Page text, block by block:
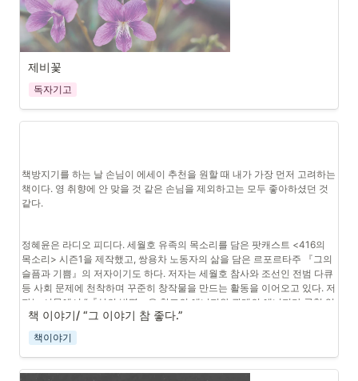
기쁜 소식 머리에 이고
뛰어오다가
몰려오는 졸음 쫓으며
뒤돌아보니
하품하며 몰래 뒤따라
오는 그 봄
그냥
제비꽃
독자기고
책방지기를 하는 날 손님이 에세이 추천을 원할 때 내가 가장 먼저 고려하는
책이다. 영 취향에 안 맞을 것 같은 손님을 제외하고는 모두 좋아하셨던 것
같다.
정혜윤은 라디오 피디다. 세월호 유족의 목소리를 담은 팟캐스트 <416의
목소리> 시즌1을 제작했고, 쌍용차 노동자의 삶을 담은 르포르타주 『그의
슬픔과 기쁨』의 저자이기도 하다. 저자는 세월호 참사와 조선인 전범 다큐
등 사회 문제에 천착하며 꾸준히 창작물을 만드는 활동을 이어오고 있다. 저
자는 서문에서 “『삶의 발명』은 창조의 에너지와 관계의 에너지가 균형 있
게 만나 기쁘게 이 세계의 일부분이 되는 존재 방식을 찾고자 하는 이야기였
다.”고 밝힌다. 삶은 그저 살아내는 것이라고 생각했던 나에게 삶을 ‘발명’한
다는 발상은 의아하게 다가왔다. 하지만 이 문장을 읽으며 내가 나름대로,
아니 아주 열심히 삶을 발명해왔다는 걸 깨달았다. 우리 모두는 어떤 이야기
의 일부분이 되고 싶은지 끊임없이 찾고 탐구하면서 살고 있다.
책 이야기/ “그 이야기 참 좋다.”
책이야기